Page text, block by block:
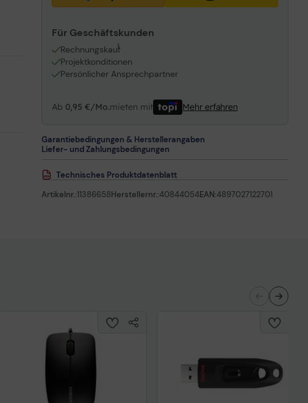
Für Geschäftskunden
Rechnungskauf
1
Projektkonditionen
Persönlicher Ansprechpartner
Ab 0,95 €/Mo.mieten mit Mehr erfahren
Garantiebedingungen & Herstellerangaben
Liefer- und Zahlungsbedingungen
Technisches Produktdatenblatt
Artikelnr.:11386658Herstellernr.:40844054EAN:4897027122701